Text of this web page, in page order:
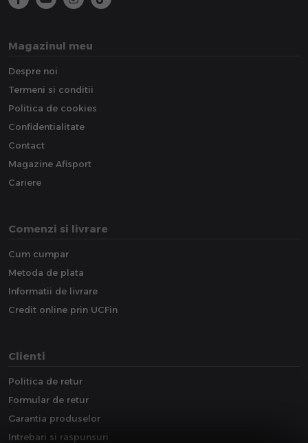
Magazinul meu
Despre noi
Termeni si conditii
Politica de cookies
Confidentialitate
Contact
Magazine Afisport
Cariere
Comenzi si livrare
Cum cumpar
Metoda de plata
Informatii de livrare
Credit online prin UCFin
Clienti
Politica de retur
Formular de retur
Garantia produselor
Intrebari si raspunsuri